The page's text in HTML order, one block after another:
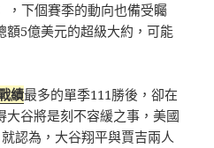
下個賽季的動向也備受矚
額5億美元的超級大約，可能
績最多的單季111勝後，卻在
大谷將是刻不容緩之事，美國
認為，大谷翔平與賈吉兩人